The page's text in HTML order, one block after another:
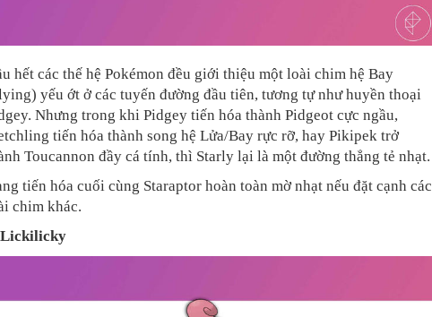
hết các thế hệ Pokémon đều giới thiệu một loài chim hệ Bay
yếu ớt ở các tuyến đường đầu tiên, tương tự như huyền thoại
Nhưng trong khi Pidgey tiến hóa thành Pidgeot cực ngầu,
tiến hóa thành song hệ Lửa/Bay rực rỡ, hay Pikipek trở
Toucannon đầy cá tính, thì Starly lại là một đường thẳng tẻ nhạt.
tiến hóa cuối cùng Staraptor hoàn toàn mờ nhạt nếu đặt cạnh các
chim khác.
Lickilicky